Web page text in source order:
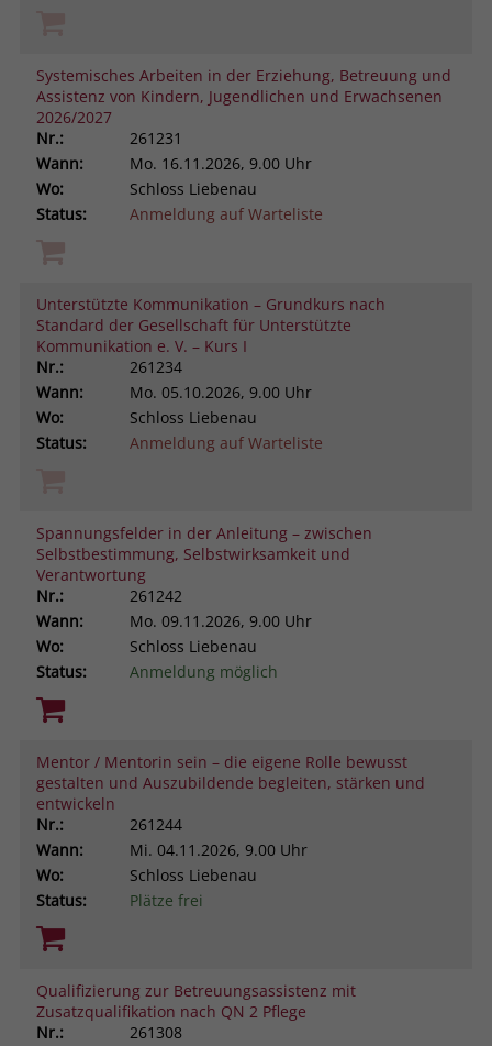
Systemisches Arbeiten in der Erziehung, Betreuung und
Assistenz von Kindern, Jugendlichen und Erwachsenen
2026/2027
Nr.:
261231
Wann:
Mo. 16.11.2026, 9.00 Uhr
Wo:
Schloss Liebenau
Status:
Anmeldung auf Warteliste
Unterstützte Kommunikation – Grundkurs nach
Standard der Gesellschaft für Unterstützte
Kommunikation e. V. – Kurs I
Nr.:
261234
Wann:
Mo. 05.10.2026, 9.00 Uhr
Wo:
Schloss Liebenau
Status:
Anmeldung auf Warteliste
Spannungsfelder in der Anleitung – zwischen
Selbstbestimmung, Selbstwirksamkeit und
Verantwortung
Nr.:
261242
Wann:
Mo. 09.11.2026, 9.00 Uhr
Wo:
Schloss Liebenau
Status:
Anmeldung möglich
Mentor / Mentorin sein – die eigene Rolle bewusst
gestalten und Auszubildende begleiten, stärken und
entwickeln
Nr.:
261244
Wann:
Mi. 04.11.2026, 9.00 Uhr
Wo:
Schloss Liebenau
Status:
Plätze frei
Qualifizierung zur Betreuungsassistenz mit
Zusatzqualifikation nach QN 2 Pflege
Nr.:
261308